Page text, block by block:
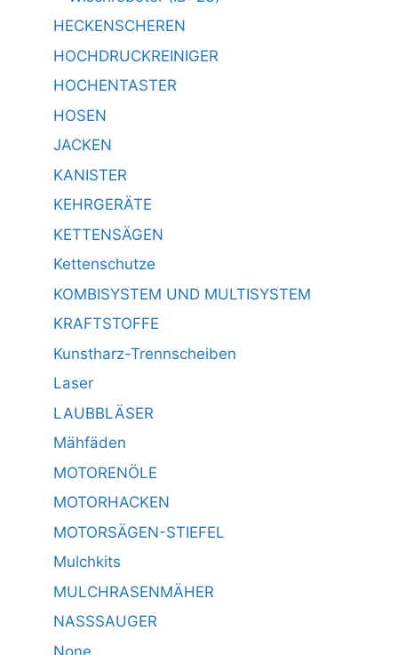
HECKENSCHEREN
HOCHDRUCKREINIGER
HOCHENTASTER
HOSEN
JACKEN
KANISTER
KEHRGERÄTE
KETTENSÄGEN
Kettenschutze
KOMBISYSTEM UND MULTISYSTEM
KRAFTSTOFFE
Kunstharz-Trennscheiben
Laser
LAUBBLÄSER
Mähfäden
MOTORENÖLE
MOTORHACKEN
MOTORSÄGEN-STIEFEL
Mulchkits
MULCHRASENMÄHER
NASSSAUGER
None